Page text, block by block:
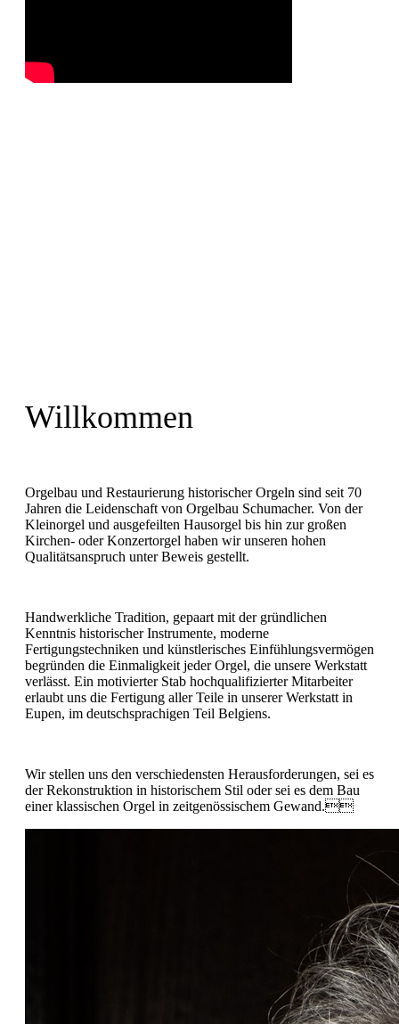
Willkommen
Orgelbau und Restaurierung historischer Orgeln sind seit 70
Jahren die Leidenschaft von Orgelbau Schumacher. Von der
Kleinorgel und ausgefeilten Hausorgel bis hin zur großen
Kirchen- oder Konzertorgel haben wir unseren hohen
Qualitätsanspruch unter Beweis gestellt.
Handwerkliche Tradition, gepaart mit der gründlichen
Kenntnis historischer Instrumente, moderne
Fertigungstechniken und künstlerisches Einfühlungsvermögen
begründen die Einmaligkeit jeder Orgel, die unsere Werkstatt
verlässt. Ein motivierter Stab hochqualifizierter Mitarbeiter
erlaubt uns die Fertigung aller Teile in unserer Werkstatt in
Eupen, im deutschsprachigen Teil Belgiens.
Wir stellen uns den verschiedensten Herausforderungen, sei es
der Rekonstruktion in historischem Stil oder sei es dem Bau
einer klassischen Orgel in zeitgenössischem Gewand.